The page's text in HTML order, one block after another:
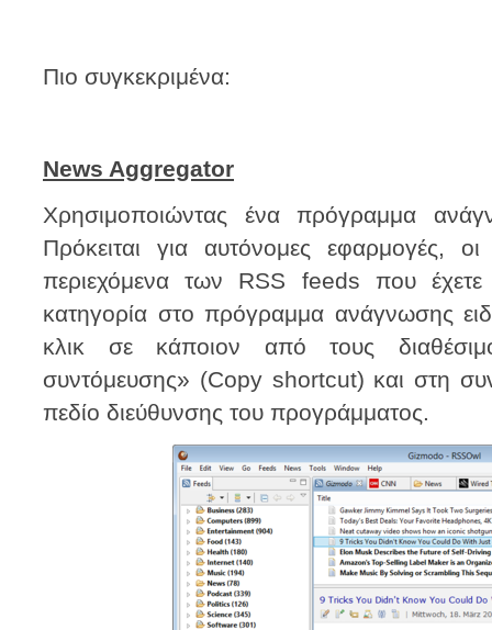
Πιο συγκεκριμένα:
News Aggregator
Χρησιμοποιώντας ένα πρόγραμμα
Πρόκειται για αυτόνομες εφαρμογές,
περιεχόμενα των RSS feeds που έχετε
κατηγορία στο πρόγραμμα ανάγνωσης
κλικ σε κάποιον από τους
συντόμευσης» (Copy shortcut) και στη
πεδίο διεύθυνσης του προγράμματος.